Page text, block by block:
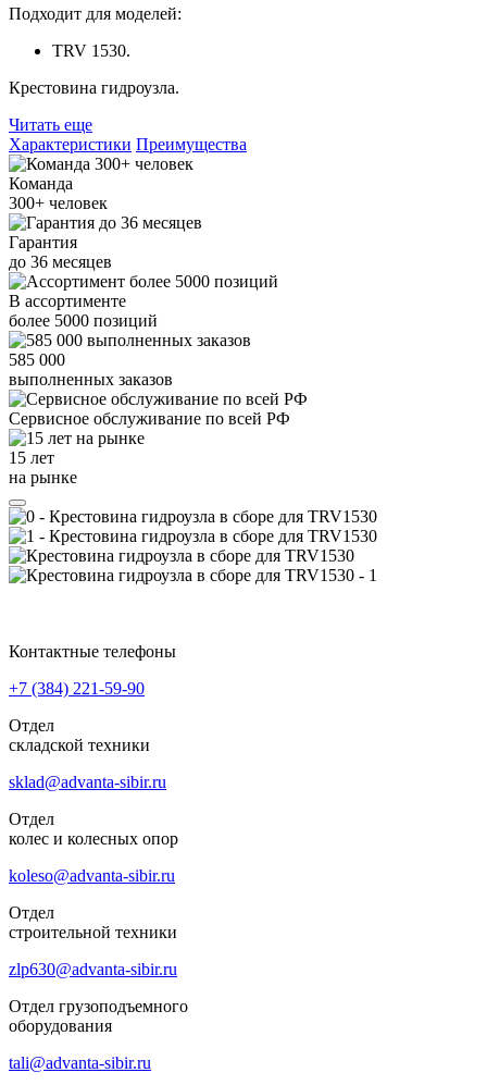
Подходит для моделей:
TRV 1530.
Крестовина гидроузла.
Читать еще
Характеристики Преимущества
Команда
300+ человек
Гарантия
до 36 месяцев
В ассортименте
более 5000 позиций
585 000
выполненных заказов
Сервисное обслуживание по всей РФ
15 лет
на рынке
Контактные телефоны
+7 (384) 221-59-90
Отдел
складской техники
sklad@advanta-sibir.ru
Отдел
колес и колесных опор
koleso@advanta-sibir.ru
Отдел
строительной техники
zlp630@advanta-sibir.ru
Отдел грузоподъемного
оборудования
tali@advanta-sibir.ru